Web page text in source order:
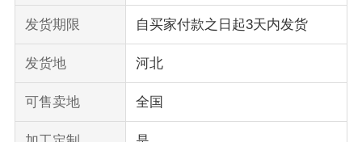
发货期限 自买家付款之日起3天内发货
发货地 河北
可售卖地 全国